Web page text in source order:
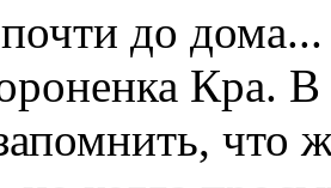
до дома...
Кра.
что